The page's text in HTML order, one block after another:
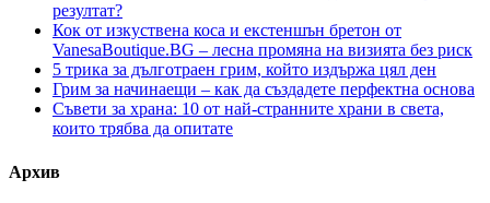
резултат?
Кок от изкуствена коса и екстеншън бретон от
VanesaBoutique.BG – лесна промяна на визията без риск
5 трика за дълготраен грим, който издържа цял ден
Грим за начинаещи – как да създадете перфектна основа
Съвети за храна: 10 от най-странните храни в света,
които трябва да опитате
Архив